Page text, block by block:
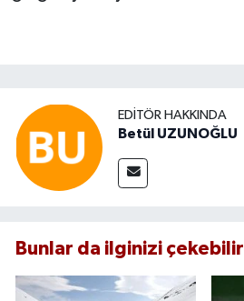
EDITÖR HAKKINDA
Betül UZUNOĞLU
Bunlar da ilginizi çekebilir